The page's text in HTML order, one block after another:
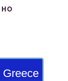
Greece